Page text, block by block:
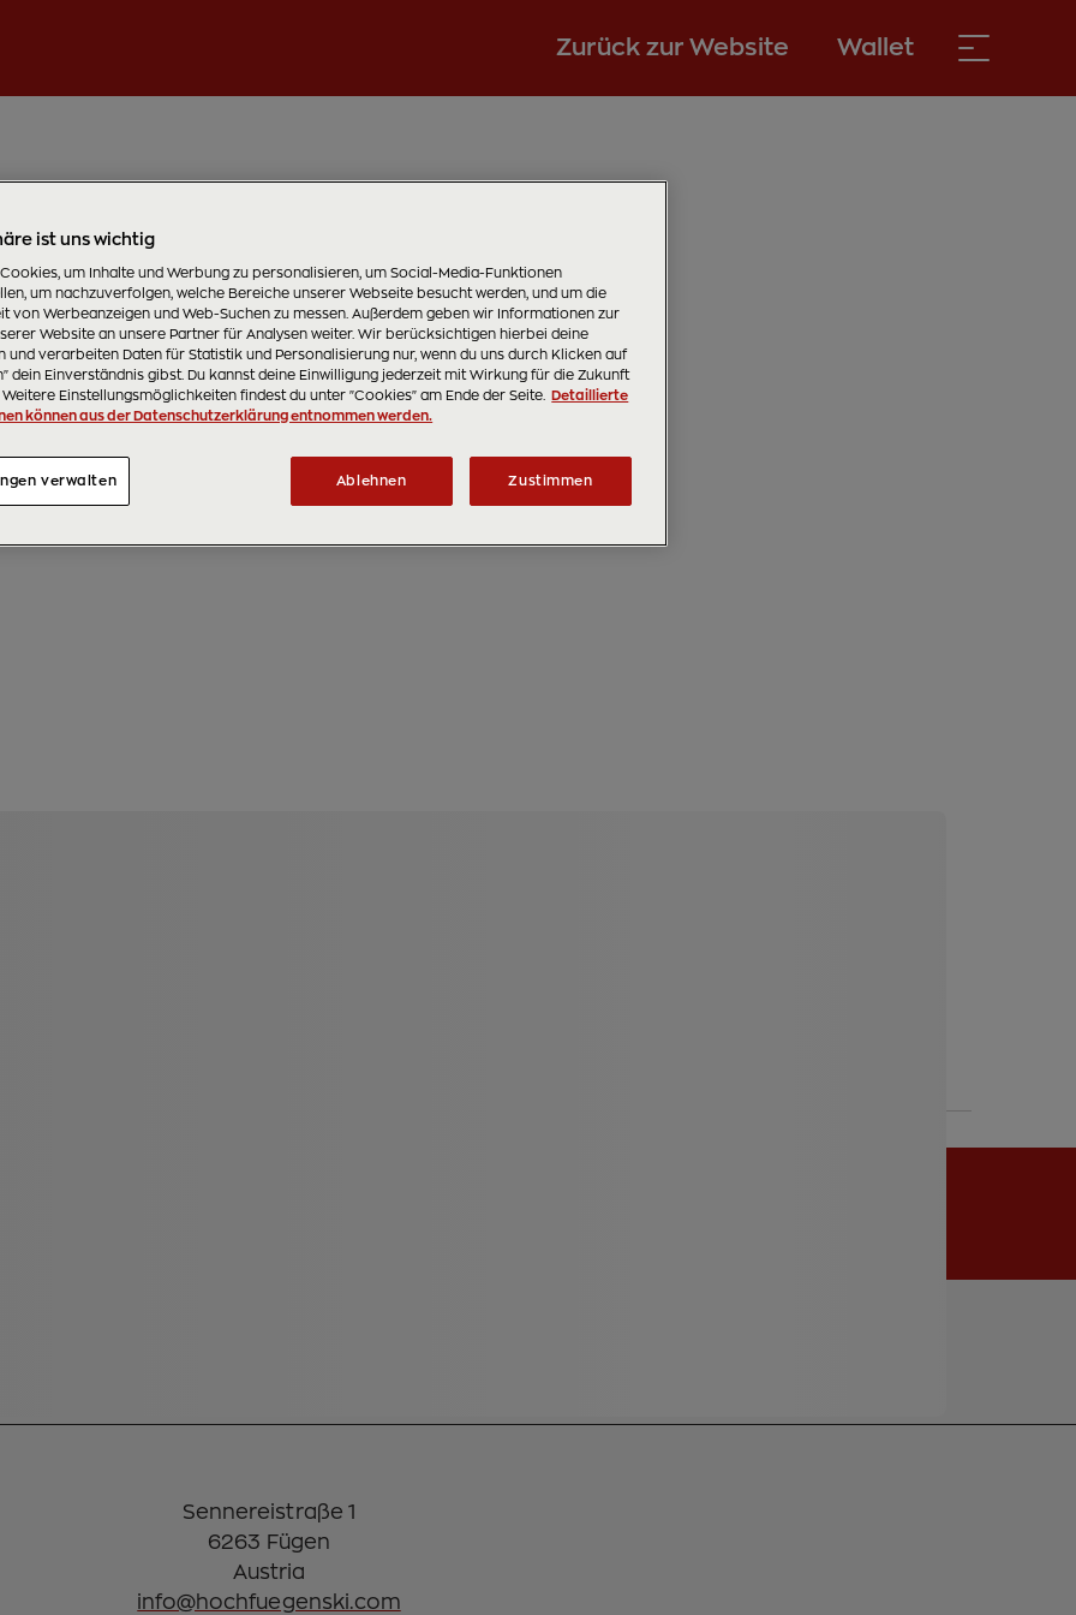
Zurück zur Website Wallet
Sennereistraße 1
6263 Fügen
info@hochfuegenski.com
ist uns wichtig
um Inhalte und Werbung zu personalisieren, um Social-Media-Funktionen
um nachzuverfolgen, welche Bereiche unserer Webseite besucht werden, und um die
von Werbeanzeigen und Web-Suchen zu messen. Außerdem geben wir Informationen zur
Website an unsere Partner für Analysen weiter. Wir berücksichtigen hierbei deine
und verarbeiten Daten für Statistik und Personalisierung nur, wenn du uns durch Klicken auf
dein Einverständnis gibst. Du kannst deine Einwilligung jederzeit mit Wirkung für die Zukunft
Einstellungsmöglichkeiten findest du unter "Cookies" am Ende der Seite.
Detaillierte
können aus der Datenschutzerklärung entnommen werden.
Ablehnen Zustimmen
verwalten